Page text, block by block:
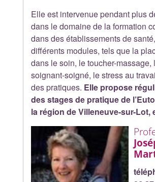
Elle est intervenue pendant plus
dans le domaine de la formation
dans des établissements de
différents modules, tels que la
dans le soin, le toucher-massage,
soignant-soigné, le stress au
des pratiques. Elle propose
des stages de pratique de
la région de Villeneuve-sur-Lot,